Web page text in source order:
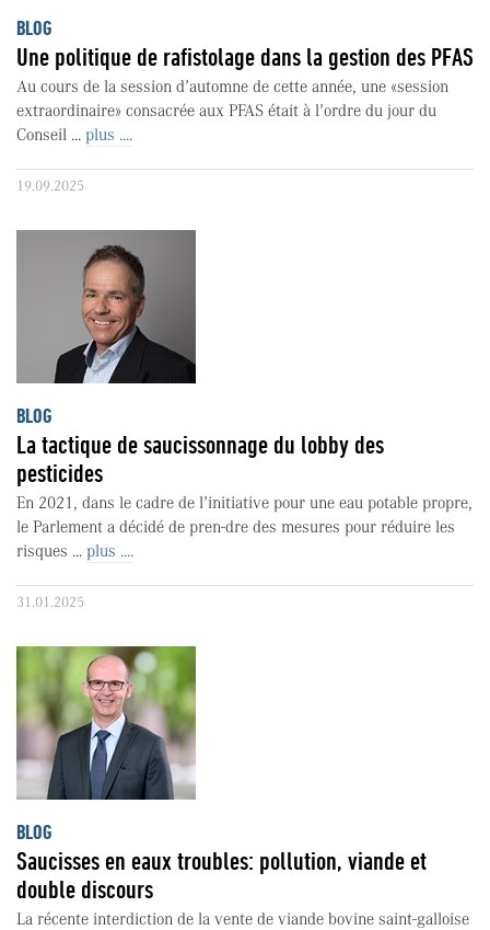
BLOG
Une politique de rafistolage dans la gestion des PFAS
Au cours de la session d’automne de cette année, une «session
extraordinaire» consacrée aux PFAS était à l’ordre du jour du
Conseil ... plus ....
19.09.2025
BLOG
La tactique de saucissonnage du lobby des
pesticides
En 2021, dans le cadre de l’initiative pour une eau potable propre,
le Parlement a décidé de pren-dre des mesures pour réduire les
risques ... plus ....
31.01.2025
BLOG
Saucisses en eaux troubles: pollution, viande et
double discours
La récente interdiction de la vente de viande bovine saint-galloise